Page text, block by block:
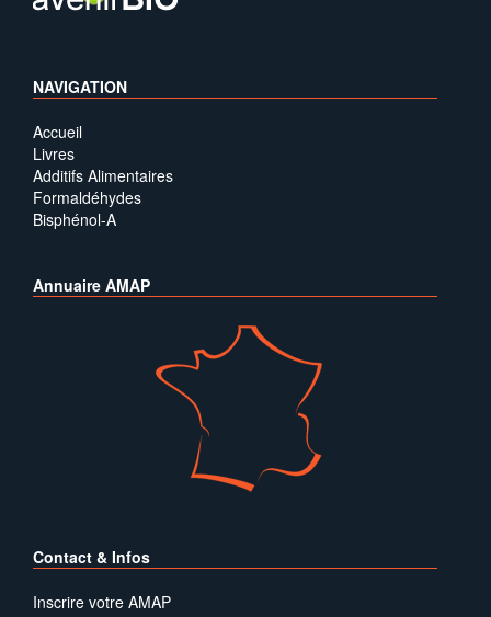
NAVIGATION
Accueil
Livres
Additifs Alimentaires
Formaldéhydes
Bisphénol-A
Annuaire AMAP
Contact & Infos
Inscrire votre AMAP